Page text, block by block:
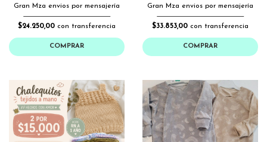
Gran Mza envios por mensajería
$24.250,00 con transferencia
COMPRAR
Gran Mza envios por mensajería
$33.853,00 con transferencia
COMPRAR